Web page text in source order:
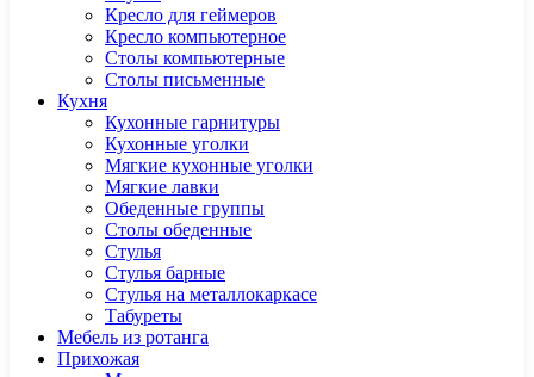
Кресло для геймеров
Кресло компьютерное
Столы компьютерные
Столы письменные
Кухня
Кухонные гарнитуры
Кухонные уголки
Мягкие кухонные уголки
Мягкие лавки
Обеденные группы
Столы обеденные
Стулья
Стулья барные
Стулья на металлокаркасе
Табуреты
Мебель из ротанга
Прихожая